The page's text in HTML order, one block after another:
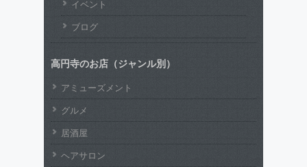
イベント
ブログ
高円寺のお店（ジャンル別）
アミューズメント
グルメ
居酒屋
ヘアサロン